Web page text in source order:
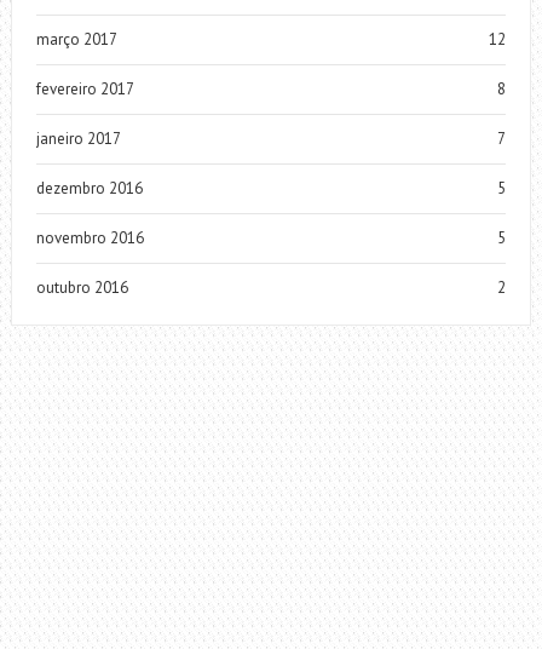
março 2017 12
fevereiro 2017 8
janeiro 2017 7
dezembro 2016 5
novembro 2016 5
outubro 2016 2